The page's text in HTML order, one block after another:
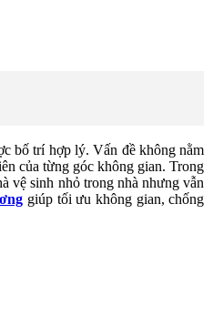
bố trí hợp lý. Vấn đề không nằm
của từng góc không gian. Trong
vệ sinh nhỏ trong nhà nhưng vẫn
giúp tối ưu không gian, chống